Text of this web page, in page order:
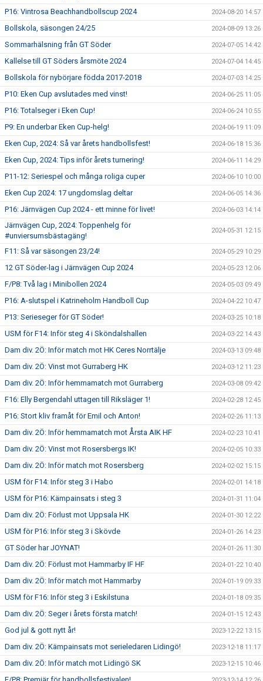
P16: Vintrosa Beachhandbollscup 2024 2024-08-20 14:57
Bollskola, säsongen 24/25 2024-08-09 13:26
Sommarhälsning från GT Söder 2024-07-05 14:42
Kallelse till GT Söders årsmöte 2024 2024-07-04 14:45
Bollskola för nybörjare födda 2017-2018 2024-07-03 14:25
P10: Eken Cup avslutades med vinst! 2024-06-25 11:05
P16: Totalseger i Eken Cup! 2024-06-24 10:55
P9: En underbar Eken Cup-helg! 2024-06-19 11:09
Eken Cup, 2024: Så var årets handbollsfest! 2024-06-18 15:36
Eken Cup, 2024: Tips inför årets turnering! 2024-06-11 14:29
P11-12: Seriespel och många roliga cuper 2024-06-10 10:00
Eken Cup 2024: 17 ungdomslag deltar 2024-06-05 14:36
P16: Järnvägen Cup 2024 - ett minne för livet! 2024-06-03 14:14
Järnvägen Cup, 2024: Toppenhelg för
#unviersumsbästagäng!
2024-05-31 12:15
F11: Så var säsongen 23/24! 2024-05-29 10:29
12 GT Söder-lag i Järnvägen Cup 2024 2024-05-23 12:06
F/P8: Två lag i Minibollen 2024 2024-05-03 09:49
P16: A-slutspel i Katrineholm Handboll Cup 2024-04-22 10:47
P13: Serieseger för GT Söder! 2024-03-25 10:18
USM för F14: Inför steg 4 i Sköndalshallen 2024-03-22 14:43
Dam div. 2Ö: Inför match mot HK Ceres Norrtälje 2024-03-13 09:48
Dam div. 2Ö: Vinst mot Gurraberg HK 2024-03-12 11:23
Dam div. 2Ö: Inför hemmamatch mot Gurraberg 2024-03-08 09:42
F16: Elly Bergendahl uttagen till Riksläger 1! 2024-02-28 12:45
P16: Stort kliv framåt för Emil och Anton! 2024-02-26 11:13
Dam div. 2Ö: Inför hemmamatch mot Årsta AIK HF 2024-02-23 10:41
Dam div. 2Ö: Vinst mot Rosersbergs IK! 2024-02-05 10:33
Dam div. 2Ö: Inför match mot Rosersberg 2024-02-02 15:15
USM för F14: Inför steg 3 i Habo 2024-02-01 14:18
USM för P16: Kämpainsats i steg 3 2024-01-31 11:04
Dam div. 2Ö: Förlust mot Uppsala HK 2024-01-30 12:22
USM för P16: Inför steg 3 i Skövde 2024-01-26 14:23
GT Söder har JOYNAT! 2024-01-26 11:30
Dam div. 2Ö: Förlust mot Hammarby IF HF 2024-01-22 10:40
Dam div. 2Ö: Inför match mot Hammarby 2024-01-19 09:33
USM för F16: Inför steg 3 i Eskilstuna 2024-01-18 09:35
Dam div. 2Ö: Seger i årets första match! 2024-01-15 12:43
God jul & gott nytt år! 2023-12-22 13:15
Dam div. 2Ö: Kämpainsats mot serieledaren Lidingö! 2023-12-18 11:17
Dam div. 2Ö: Inför match mot Lidingö SK 2023-12-15 10:46